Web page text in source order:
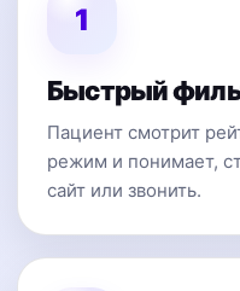
1
Быстрый
Пациент смотрит
режим и понимает,
сайт или звонить.